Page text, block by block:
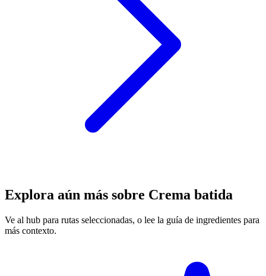
Explora aún más sobre Crema batida
Ve al hub para rutas seleccionadas, o lee la guía de ingredientes para
más contexto.